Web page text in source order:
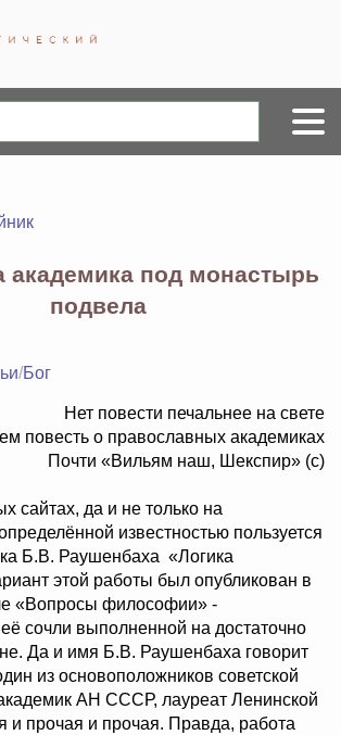
академика под монастырь
подвела
/Бог
Нет повести печальнее на свете
повесть о православных академиках
Почти «Вильям наш, Шекспир» (с)
сайтах, да и не только на
известностью пользуется
Б.В. Раушенбаха «Логика
этой работы был опубликован в
«Вопросы философии» -
сочли выполненной на достаточно
Да и имя Б.В. Раушенбаха говорит
из основоположников советской
АН СССР, лауреат Ленинской
и прочая и прочая. Правда, работа